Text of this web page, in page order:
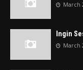
March
Ingin
March